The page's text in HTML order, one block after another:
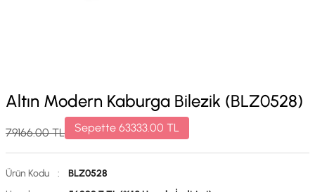
Altın Modern Kaburga Bilezik (BLZ0528)
79166.00TL Sepette 63333.00 TL
Ürün Kodu :
BLZ0528